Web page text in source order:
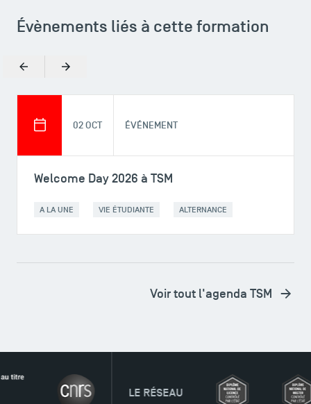
Évènements liés à cette formation
PrécédentSuivant
02 OCT ÉVÉNEMENT
Welcome Day 2026 à TSM
A LA UNE VIE ÉTUDIANTE ALTERNANCE
Voir tout l'agenda TSM
LE RÉSEAU